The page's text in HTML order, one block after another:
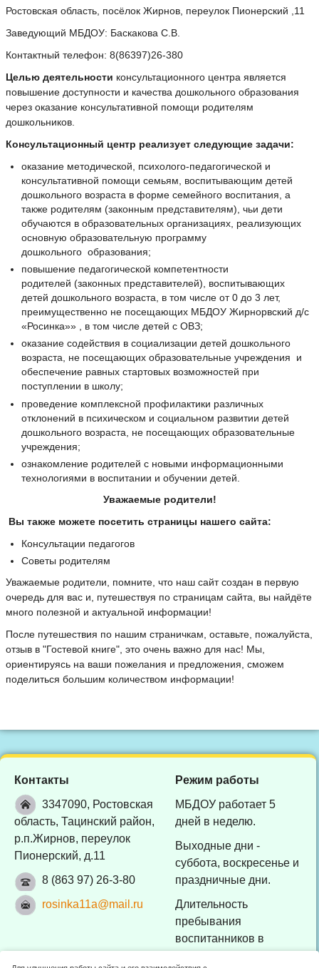
Ростовская область, посёлок Жирнов, переулок Пионерский ,11
Заведующий МБДОУ: Баскакова С.В.
Контактный телефон: 8(86397)26-380
Целью деятельности консультационного центра является
повышение доступности и качества дошкольного образования
через оказание консультативной помощи родителям
дошкольников.
Консультационный центр реализует следующие задачи:
оказание методической, психолого-педагогической и
консультативной помощи семьям, воспитывающим детей
дошкольного возраста в форме семейного воспитания, а
также родителям (законным представителям), чьи дети
обучаются в образовательных организациях, реализующих
основную образовательную программу
дошкольного образования;
повышение педагогической компетентности
родителей (законных представителей), воспитывающих
детей дошкольного возраста, в том числе от 0 до 3 лет,
преимущественно не посещающих МБДОУ Жирнорвский д/с
«Росинка»» , в том числе детей с ОВЗ;
оказание содействия в социализации детей дошкольного
возраста, не посещающих образовательные учреждения и
обеспечение равных стартовых возможностей при
поступлении в школу;
проведение комплексной профилактики различных
отклонений в психическом и социальном развитии детей
дошкольного возраста, не посещающих образовательные
учреждения;
ознакомление родителей с новыми информационными
технологиями в воспитании и обучении детей.
Уважаемые родители!
Вы также можете посетить страницы нашего сайта:
Консультации педагогов
Советы родителям
Уважаемые родители, помните, что наш сайт создан в первую
очередь для вас и, путешествуя по страницам сайта, вы найдёте
много полезной и актуальной информации!
После путешествия по нашим страничкам, оставьте, пожалуйста,
отзыв в "Гостевой книге", это очень важно для нас! Мы,
ориентируясь на ваши пожелания и предложения, сможем
поделиться большим количеством информации!
Контакты
3347090, Ростовская
область, Тацинский район,
р.п.Жирнов, переулок
Пионерский, д.11
8 (863 97) 26-3-80
rosinka11a@mail.ru
Режим работы
МБДОУ работает 5
дней в неделю.
Выходные дни -
суббота, воскресенье и
праздничные дни.
Длительность
пребывания
воспитанников в